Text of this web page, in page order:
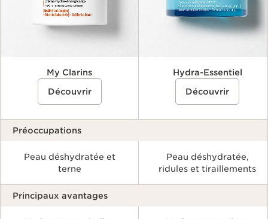
My Clarins
Découvrir
Hydra-Essentiel
Découvrir
Préoccupations
Peau déshydratée et
terne
Peau déshydratée,
ridules et tiraillements
Principaux avantages